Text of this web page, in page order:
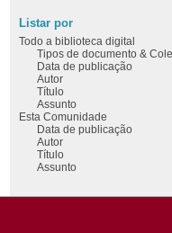
Listar por
Todo a biblioteca digital
Tipos de documento &
Data de publicação
Autor
Título
Assunto
Esta Comunidade
Data de publicação
Autor
Título
Assunto